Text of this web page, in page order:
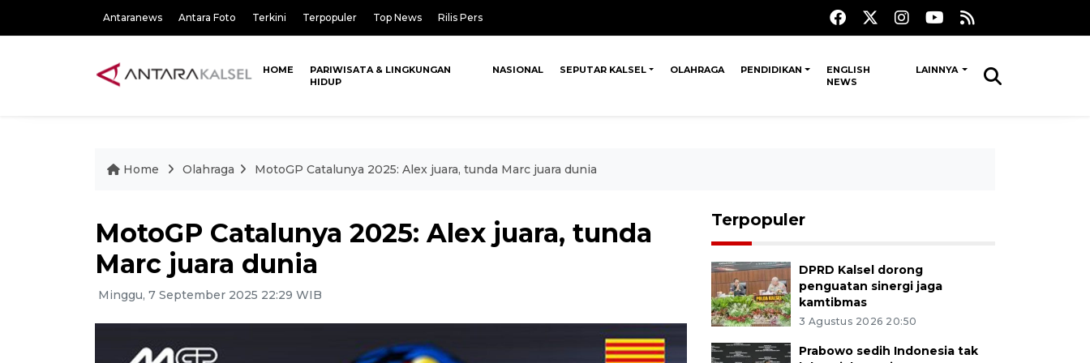
Antaranews Antara Foto Terkini Terpopuler Top News Rilis Pers
HOME
PARIWISATA & LINGKUNGAN
HIDUP
NASIONAL SEPUTAR KALSEL OLAHRAGA PENDIDIKAN
ENGLISH
NEWS
LAINNYA
Home Olahraga MotoGP Catalunya 2025: Alex juara, tunda Marc juara dunia
MotoGP Catalunya 2025: Alex juara, tunda
Marc juara dunia
Minggu, 7 September 2025 22:29 WIB
Terpopuler
DPRD Kalsel dorong
penguatan sinergi jaga
kamtibmas
3 Agustus 2026 20:50
Prabowo sedih Indonesia tak